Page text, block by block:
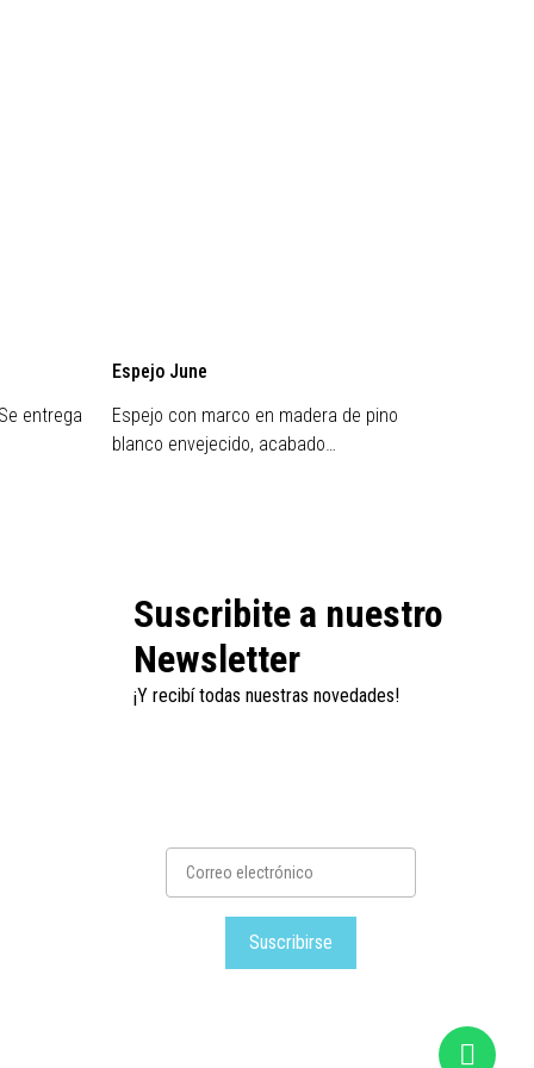
entrega
Espejo June
Espejo con marco en madera de pino
blanco envejecido, acabado…
Suscribite a nuestro
Newsletter
¡Y recibí todas nuestras novedades!
Suscribirse